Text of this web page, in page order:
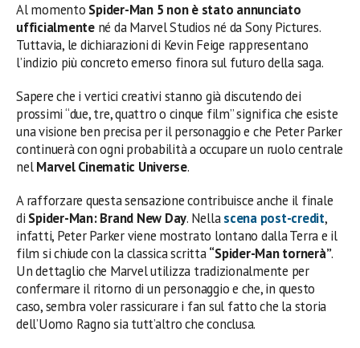
Al momento Spider-Man 5 non è stato annunciato
ufficialmentené da Marvel Studios né da Sony Pictures.
Tuttavia, le dichiarazioni di Kevin Feige rappresentano
l’indizio più concreto emerso finora sul futuro della saga.
Sapere che i vertici creativi stanno già discutendo dei
prossimi “due, tre, quattro o cinque film” significa che esiste
una visione ben precisa per il personaggio e che Peter Parker
continuerà con ogni probabilità a occupare un ruolo centrale
nelMarvel Cinematic Universe.
A rafforzare questa sensazione contribuisce anche il finale
di Spider-Man: Brand New Day. Nellascena post-credit,
infatti, Peter Parker viene mostrato lontano dalla Terra e il
film si chiude con la classica scritta“Spider-Man tornerà”.
Un dettaglio che Marvel utilizza tradizionalmente per
confermare il ritorno di un personaggio e che, in questo
caso, sembra voler rassicurare i fan sul fatto che la storia
dell’Uomo Ragno sia tutt’altro che conclusa.